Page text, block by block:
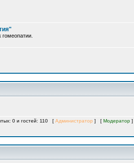
0 и гостей: 110 [ Администратор ] [ Модератор ]